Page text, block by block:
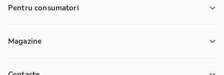
Pentru consumatori
Magazine